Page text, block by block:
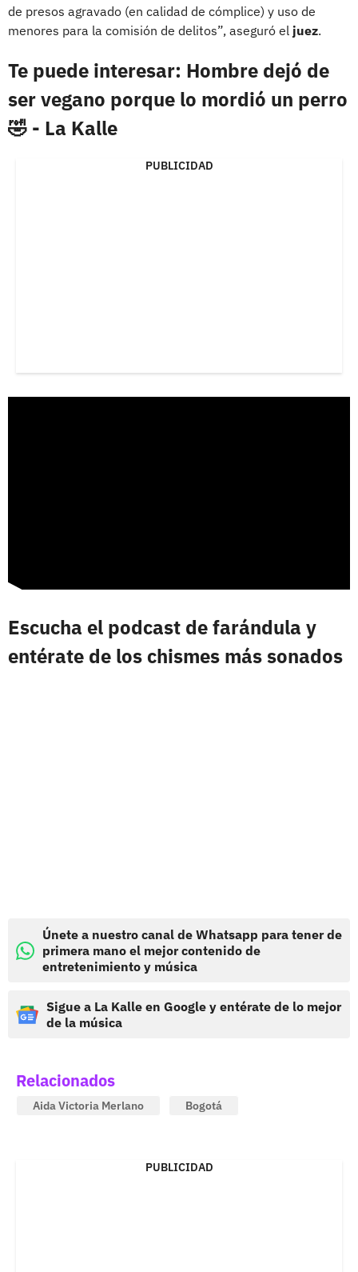
de presos agravado (en calidad de cómplice) y uso de
menores para la comisión de delitos”, aseguró el juez.
Te puede interesar: Hombre dejó de
ser vegano porque lo mordió un perro
🤣 - La Kalle
PUBLICIDAD
Escucha el podcast de farándula y
entérate de los chismes más sonados
Únete a nuestro canal de Whatsapp para tener de
primera mano el mejor contenido de
entretenimiento y música
Sigue a La Kalle en Google y entérate de lo mejor
de la música
Relacionados
Aida Victoria Merlano Bogotá
PUBLICIDAD